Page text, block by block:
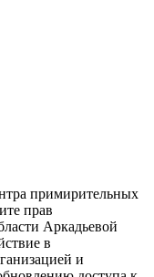
примирительных
прав
Аркадьевой
в
и